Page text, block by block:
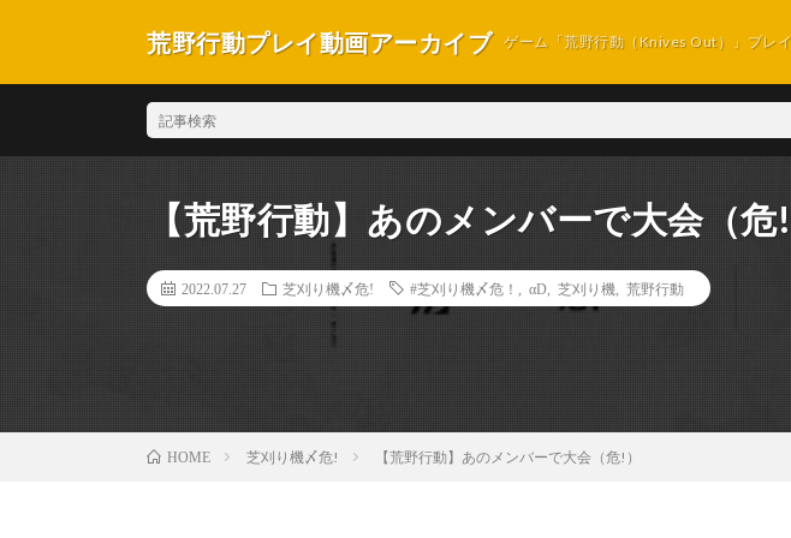
荒野行動プレイ動画アーカイブ ゲーム「荒野行動（Knives Out）」プレイ
【荒野行動】あのメンバーで大会（危!
2022.07.27 芝刈り機〆危! #芝刈り機〆危！ αD 芝刈り機 荒野行動
HOME 芝刈り機〆危! 【荒野行動】あのメンバーで大会（危!）